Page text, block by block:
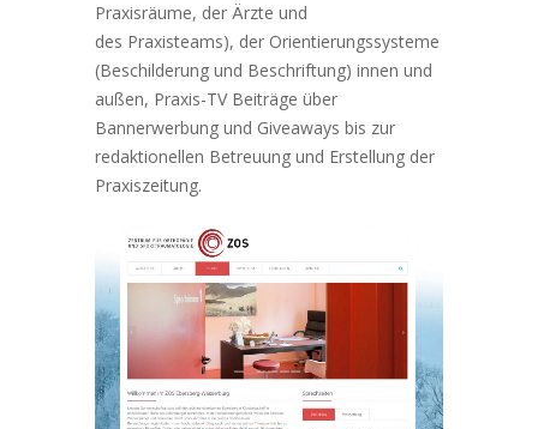
Praxisräume, der Ärzte und
des Praxisteams), der Orientierungssysteme
(Beschilderung und Beschriftung) innen und
außen, Praxis-TV Beiträge über
Bannerwerbung und Giveaways bis zur
redaktionellen Betreuung und Erstellung der
Praxiszeitung.